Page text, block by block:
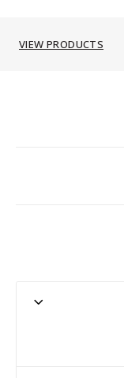
VIEW PRODUCTS